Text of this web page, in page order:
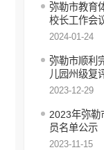
推进户籍和出
就业创业信息公
科技管理和项
国有企业信息公
知识产权信息公
综合行政执法
弥勒市教育
校长工作会
2024-01-24
弥勒市顺利
儿园州级复
2023-12-29
2023年弥勒
员名单公示
2023-11-15